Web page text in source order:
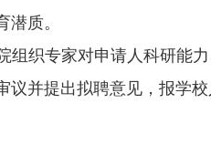
质。
织专家对申请人科研能
并提出拟聘意见，报学